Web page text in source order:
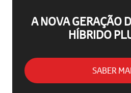
A NOVA GERAÇÃO
HÍBRIDO
SABER